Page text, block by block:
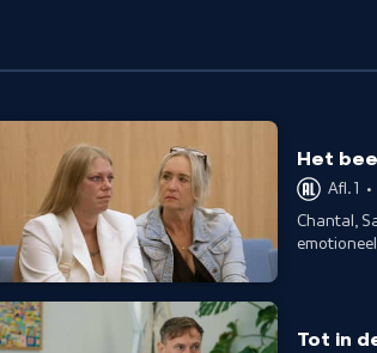
Het
Afl. 1 •
Chantal,
Tot in